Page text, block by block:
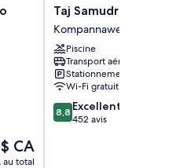
CA
au total
Taj
Samudra
Kompannaweediya
Taj Samudra
Kompannaweediya
Piscine
Transport aéroportuaire
Stationnement gratuit
Wi-Fi gratuit
8.8
sur
8,8 Excellent
452 avis